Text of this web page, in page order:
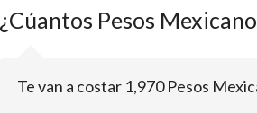
¿Cúantos Pesos
Te van a costar 1,970 Pesos